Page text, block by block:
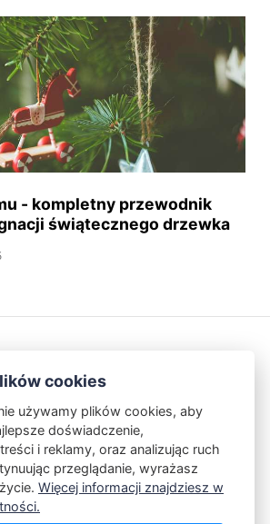
- kompletny przewodnik
świątecznego drzewka
Polityka Prywatności
Powered by Publii
cookies
używamy plików cookies, aby
doświadczenie,
i reklamy, oraz analizując ruch
przeglądanie, wyrażasz
Więcej informacji znajdziesz w